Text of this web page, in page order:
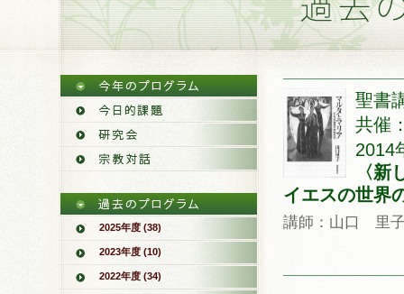
2025年度 (38)
2023年度 (10)
2022年度 (34)
聖書
共催
2014
〈新
イエスの世界
講師：山口 里